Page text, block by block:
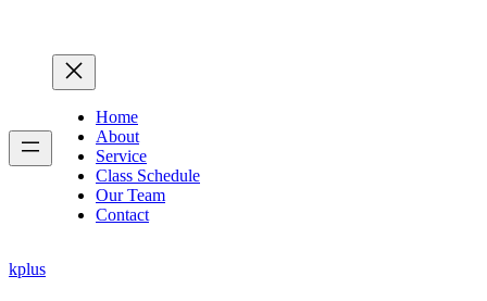
Home
About
Service
Class Schedule
Our Team
Contact
kplus